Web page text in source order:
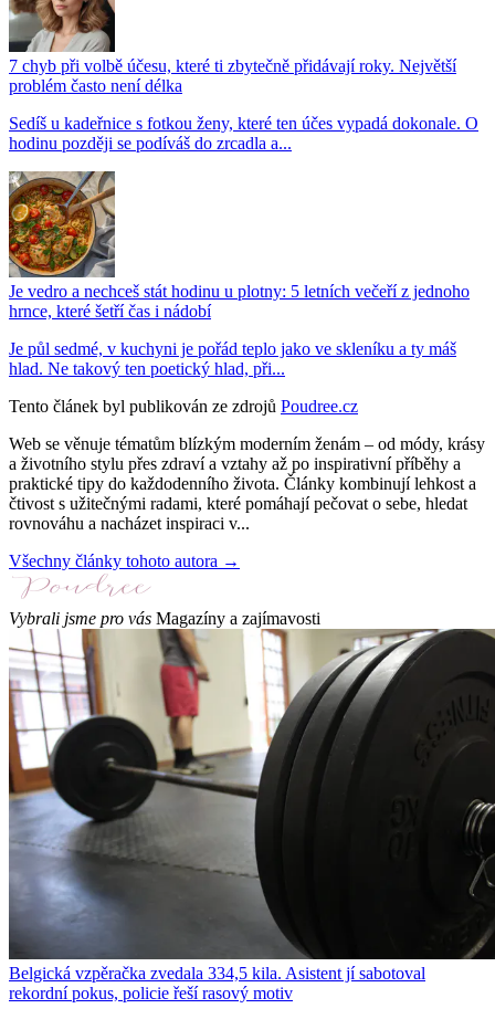
7 chyb při volbě účesu, které ti zbytečně přidávají roky. Největší
problém často není délka
Sedíš u kadeřnice s fotkou ženy, které ten účes vypadá dokonale. O
hodinu později se podíváš do zrcadla a...
Je vedro a nechceš stát hodinu u plotny: 5 letních večeří z jednoho
hrnce, které šetří čas i nádobí
Je půl sedmé, v kuchyni je pořád teplo jako ve skleníku a ty máš
hlad. Ne takový ten poetický hlad, při...
Tento článek byl publikován ze zdrojů Poudree.cz
Web se věnuje tématům blízkým moderním ženám – od módy, krásy
a životního stylu přes zdraví a vztahy až po inspirativní příběhy a
praktické tipy do každodenního života. Články kombinují lehkost a
čtivost s užitečnými radami, které pomáhají pečovat o sebe, hledat
rovnováhu a nacházet inspiraci v...
Všechny články tohoto autora →
Vybrali jsme pro vás Magazíny a zajímavosti
Belgická vzpěračka zvedala 334,5 kila. Asistent jí sabotoval
rekordní pokus, policie řeší rasový motiv